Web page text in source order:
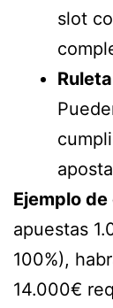
slot
Ejemplo
apuestas
100%),
14.000€